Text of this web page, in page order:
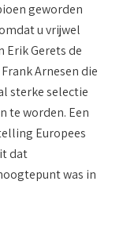
geworden
u vrijwel
Erik Gerets de
Arnesen die
sterke selectie
te worden. Een
Europees
dat
was in